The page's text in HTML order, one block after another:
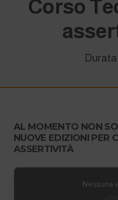
Corso
AL MOMENTO NON
NUOVE EDIZIONI PER
ASSERTIVITÀ
Nessuna